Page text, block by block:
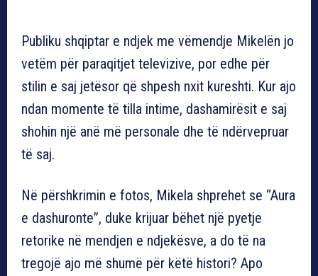
Publiku shqiptar e ndjek me vëmendje Mikelën jo
vetëm për paraqitjet televizive, por edhe për
stilin e saj jetësor që shpesh nxit kureshti. Kur ajo
ndan momente të tilla intime, dashamirësit e saj
shohin një anë më personale dhe të ndërvepruar
të saj.
Në përshkrimin e fotos, Mikela shprehet se “Aura
e dashuronte”, duke krijuar bëhet një pyetje
retorike në mendjen e ndjekësve, a do të na
tregojë ajo më shumë për këtë histori? Apo